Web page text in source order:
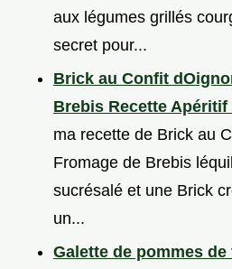
aux légumes grillés
secret pour...
Brick au Confit
Brebis Recette Apéritif
ma recette de Brick au
Fromage de Brebis
sucrésalé et une Brick
un...
Galette de pommes